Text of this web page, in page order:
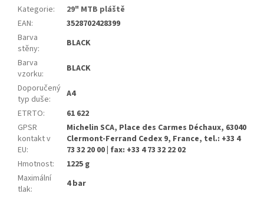
Kategorie:
29" MTB pláště
EAN:
3528702428399
Barva
stěny:
BLACK
Barva
vzorku:
BLACK
Doporučený
typ duše:
A4
ETRTO:
61 622
GPSR
kontakt v
EU:
Michelin SCA, Place des Carmes Déchaux, 63040
Clermont-Ferrand Cedex 9, France, tel.: +33 4
73 32 20 00 | fax: +33 4 73 32 22 02
Hmotnost:
1225 g
Maximální
tlak:
4 bar